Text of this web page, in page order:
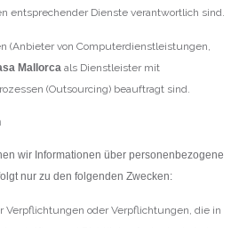
entsprechender Dienste verantwortlich sind.
(Anbieter von Computerdienstleistungen,
Mallorca als Dienstleister mit
(Outsourcing) beauftragt sind.
wir Informationen über personenbezogene
nur zu den folgenden Zwecken:
Verpflichtungen oder Verpflichtungen, die in